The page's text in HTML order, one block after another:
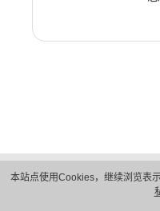
本站点使用Cookies，继续浏览表
隐